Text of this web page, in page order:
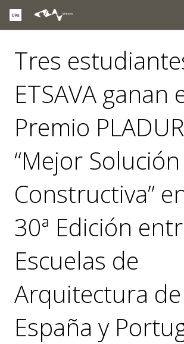
Tres
ETSAVA ganan
Premio PLADUR
“Mejor Solución
Constructiva”
30ª Edición
Escuelas de
Arquitectura de
España y